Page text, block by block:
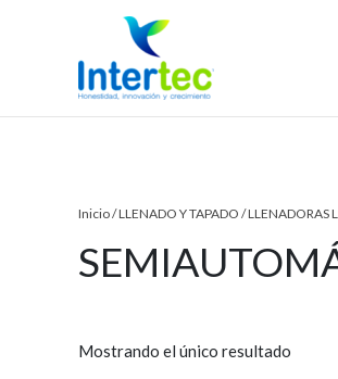
Inicio/LLENADO Y TAPADO /LLENADORAS
Mostrando el único resultado